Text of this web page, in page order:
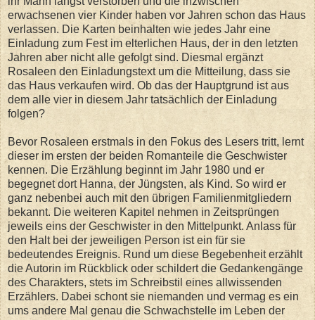
erwachsenen vier Kinder haben vor Jahren schon das Haus
verlassen. Die Karten beinhalten wie jedes Jahr eine
Einladung zum Fest im elterlichen Haus, der in den letzten
Jahren aber nicht alle gefolgt sind. Diesmal ergänzt
Rosaleen den Einladungstext um die Mitteilung, dass sie
das Haus verkaufen wird. Ob das der Hauptgrund ist aus
dem alle vier in diesem Jahr tatsächlich der Einladung
folgen?
Bevor Rosaleen erstmals in den Fokus des Lesers tritt, lernt
dieser im ersten der beiden Romanteile die Geschwister
kennen. Die Erzählung beginnt im Jahr 1980 und er
begegnet dort Hanna, der Jüngsten, als Kind. So wird er
ganz nebenbei auch mit den übrigen Familienmitgliedern
bekannt. Die weiteren Kapitel nehmen in Zeitsprüngen
jeweils eins der Geschwister in den Mittelpunkt. Anlass für
den Halt bei der jeweiligen Person ist ein für sie
bedeutendes Ereignis. Rund um diese Begebenheit erzählt
die Autorin im Rückblick oder schildert die Gedankengänge
des Charakters, stets im Schreibstil eines allwissenden
Erzählers. Dabei schont sie niemanden und vermag es ein
ums andere Mal genau die Schwachstelle im Leben der